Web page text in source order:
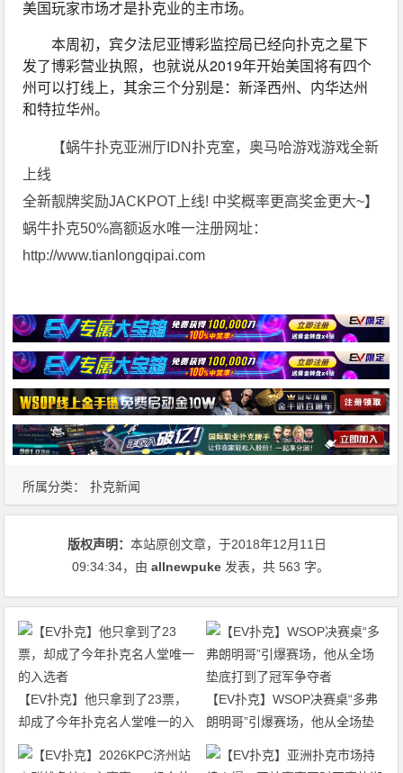
美国玩家市场才是扑克业的主市场。
本周初，宾夕法尼亚博彩监控局已经向扑克之星下
发了博彩营业执照，也就说从2019年开始美国将有四个
州可以打线上，其余三个分别是：新泽西州、内华达州
和特拉华州。
【蜗牛扑克亚洲厅IDN扑克室，奥马哈游戏游戏全新
上线
全新靓牌奖励JACKPOT上线! 中奖概率更高奖金更大~】
蜗牛扑克50%高额返水唯一注册网址：
http://www.tianlongqipai.com
所属分类： 扑克新闻
版权声明：本站原创文章，于2018年12月11日
09:34:34，由allnewpuke 发表，共 563 字。
【EV扑克】他只拿到了23票，
却成了今年扑克名人堂唯一的入
选者
【EV扑克】WSOP决赛桌“多弗
朗明哥”引爆赛场，他从全场垫
底打到了冠军争夺者